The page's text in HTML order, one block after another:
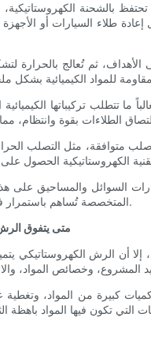
تحتفظ بالشحنة
طلاء السيارات أو
ثم تُعالج بالحرارة
ما تتطلب تركيباتها
متوافقة، مثل التصلب
السوائل والمساحيق على
المتخصصة تُساهم باستمرار في توسيع نطاق استخدامات هذه التقنية.
متى يتفوق
الرش الكهروستاتيكي يتميز
كبيرة من المواد،
فيها المواد باهظة الثمن